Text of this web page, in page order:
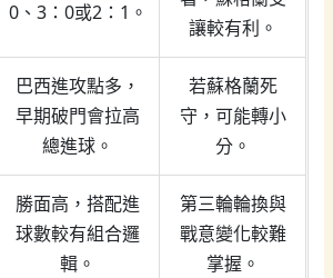
0、3：0或2：1。
讓較有利。
巴西進攻點多，
早期破門會拉高
總進球。
若蘇格蘭死
守，可能轉小
分。
勝面高，搭配進
球數較有組合邏
輯。
第三輪輪換與
戰意變化較難
掌握。